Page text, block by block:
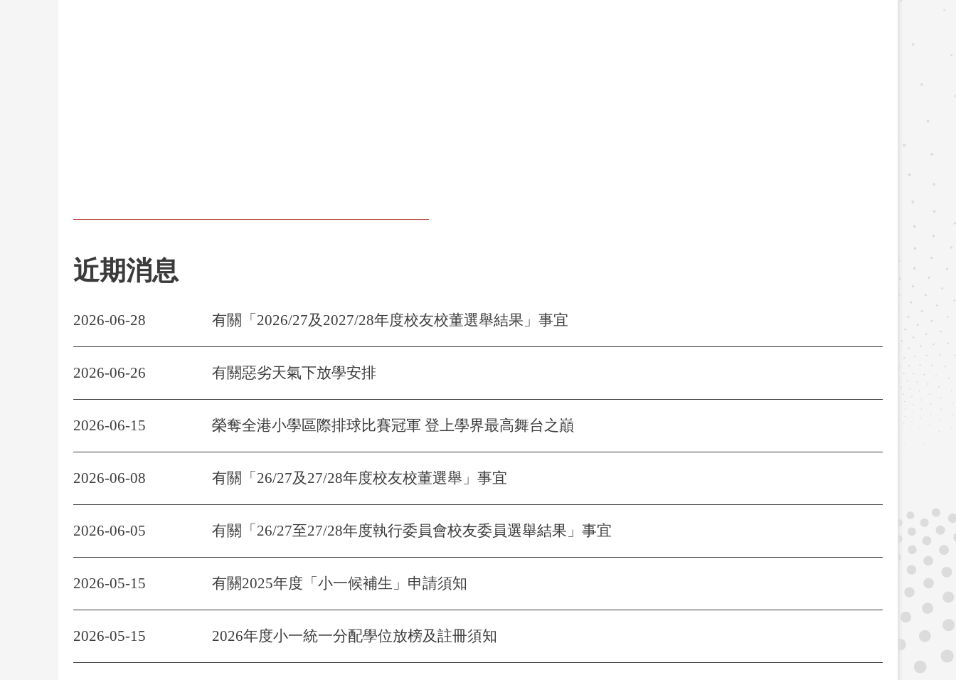
近期消息
2026-06-28 有關「2026/27及2027/28年度校友校董選舉結果」事宜
2026-06-26 有關惡劣天氣下放學安排
2026-06-15 榮奪全港小學區際排球比賽冠軍 登上學界最高舞台之巔
2026-06-08 有關「26/27及27/28年度校友校董選舉」事宜
2026-06-05 有關「26/27至27/28年度執行委員會校友委員選舉結果」事宜
2026-05-15 有關2025年度「小一候補生」申請須知
2026-05-15 2026年度小一統一分配學位放榜及註冊須知